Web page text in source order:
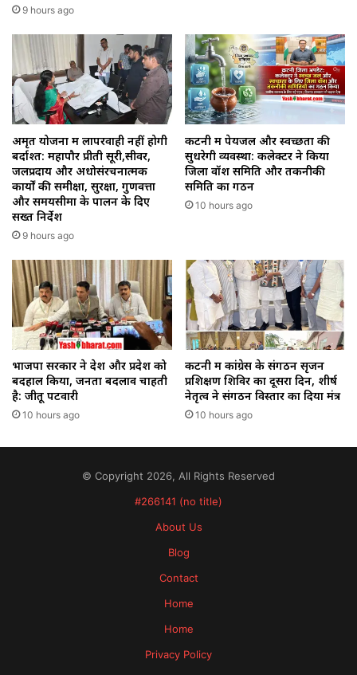
9 hours ago
अमृत योजना में लापरवाही नहीं होगी
बर्दाश्त: महापौर प्रीती सूरी,सीवर,
जलप्रदाय और अधोसंरचनात्मक
कार्यों की समीक्षा, सुरक्षा, गुणवत्ता
और समयसीमा के पालन के दिए
सख्त निर्देश
9 hours ago
कटनी में पेयजल और स्वच्छता की
सुधरेगी व्यवस्था: कलेक्टर ने किया
जिला वॉश समिति और तकनीकी
समिति का गठन
10 hours ago
भाजपा सरकार ने देश और प्रदेश को
बदहाल किया, जनता बदलाव चाहती
है: जीतू पटवारी
10 hours ago
कटनी में कांग्रेस के संगठन सृजन
प्रशिक्षण शिविर का दूसरा दिन, शीर्ष
नेतृत्व ने संगठन विस्तार का दिया मंत्र
10 hours ago
© Copyright 2026, All Rights Reserved
#266141 (no title)
About Us
Blog
Contact
Home
Home
Privacy Policy